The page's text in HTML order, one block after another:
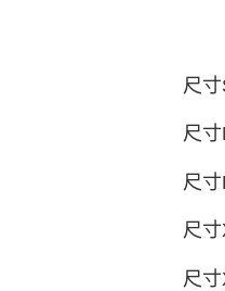
尺
尺
尺
尺
尺